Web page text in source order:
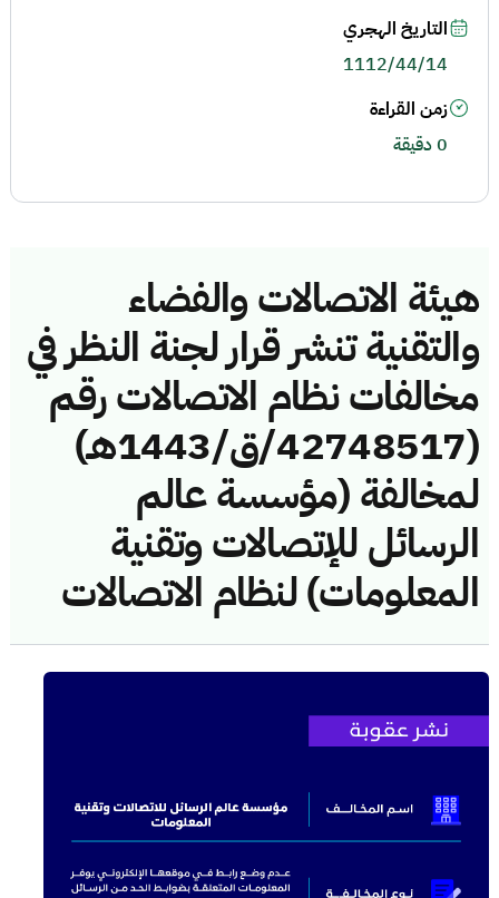
هيئة الاتصالات والفضاء
والتقنية تنشر قرار لجنة النظر في
مخالفات نظام الاتصالات رقم
(42748517/ق/1443هـ)
لمخالفة (مؤسسة عالم
الرسائل للإتصالات وتقنية
المعلومات) لنظام الاتصالات
التاريخ الهجري
1112/44/14
زمن القراءة
0 دقيقة